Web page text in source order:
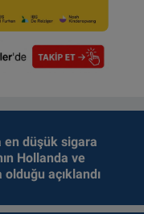
en düşük sigara
Hollanda ve
olduğu açıklandı